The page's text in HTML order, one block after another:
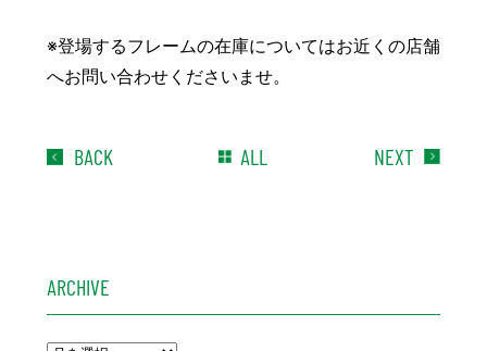
※登場するフレームの在庫についてはお近くの店舗
へお問い合わせくださいませ。
BACK ALL NEXT
ARCHIVE